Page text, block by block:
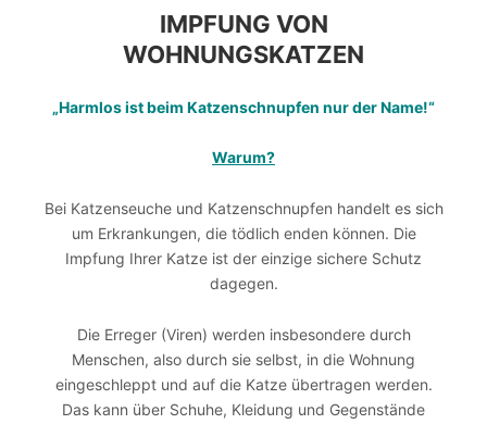
IMPFUNG VON
WOHNUNGSKATZEN
„Harmlos ist beim Katzenschnupfen nur der Name!“
Warum?
Bei Katzenseuche und Katzenschnupfen handelt es sich
um Erkrankungen, die tödlich enden können. Die
Impfung Ihrer Katze ist der einzige sichere Schutz
dagegen.
Die Erreger (Viren) werden insbesondere durch
Menschen, also durch sie selbst, in die Wohnung
eingeschleppt und auf die Katze übertragen werden.
Das kann über Schuhe, Kleidung und Gegenstände